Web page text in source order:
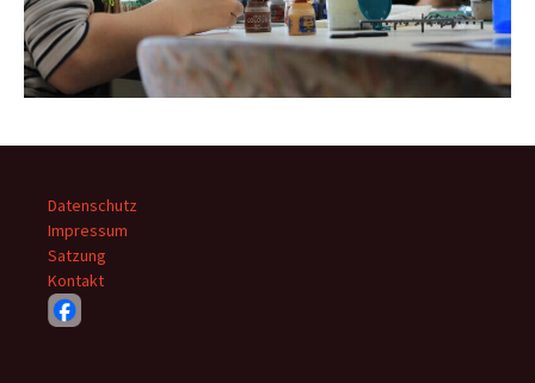
Datenschutz
Impressum
Satzung
Kontakt